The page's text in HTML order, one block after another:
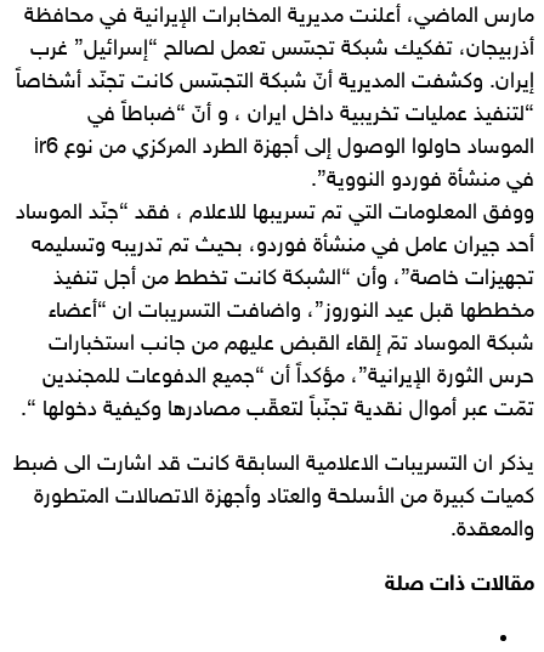
مارس الماضي، أعلنت مديرية المخابرات الإيرانية في محافظة
أذربيجان، تفكيك شبكة تجسّس تعمل لصالح “إسرائيل” غرب
إيران. وكشفت المديرية أنّ شبكة التجسّس كانت تجنّد أشخاصاً
“لتنفيذ عمليات تخريبية داخل ايران ، و أنّ “ضباطاً في
الموساد حاولوا الوصول إلى أجهزة الطرد المركزي من نوع ir6
في منشأة فوردو النووية”.
ووفق المعلومات التي تم تسريبها للاعلام ، فقد “جنّد الموساد
أحد جيران عامل في منشأة فوردو، بحيث تم تدريبه وتسليمه
تجهيزات خاصة”، وأن “الشبكة كانت تخطط من أجل تنفيذ
مخططها قبل عيد النوروز”، واضافت التسريبات ان “أعضاء
شبكة الموساد تمّ إلقاء القبض عليهم من جانب استخبارات
حرس الثورة الإيرانية”، مؤكداً أن “جميع الدفوعات للمجندين
تمّت عبر أموال نقدية تجنّباً لتعقّب مصادرها وكيفية دخولها “.
يذكر ان التسريبات الاعلامية السابقة كانت قد اشارت الى ضبط
كميات كبيرة من الأسلحة والعتاد وأجهزة الاتصالات المتطورة
والمعقدة.
مقالات ذات صلة